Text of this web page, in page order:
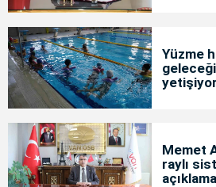
Yüzme
yetişiyor
Memet
raylı